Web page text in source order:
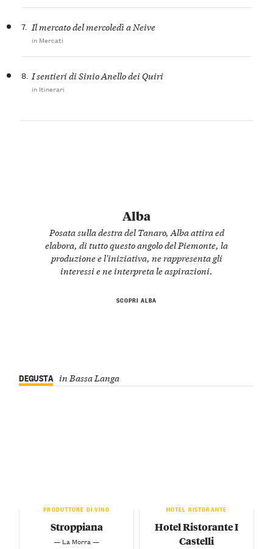
Alba
Posata sulla destra del Tanaro, Alba attira ed
elabora, di tutto questo angolo del Piemonte, la
produzione e l'iniziativa, ne rappresenta gli
interessi e ne interpreta le aspirazioni.
SCOPRI ALBA
7. Il mercato del mercoledì a Neive
in Mercati
8. I sentieri di Sinio Anello dei Quiri
in Itinerari
DEGUSTA in Bassa Langa
PRODUTTORE DI VINO
Stroppiana
— La Morra —
HOTEL RISTORANTE
Hotel Ristorante I
Castelli